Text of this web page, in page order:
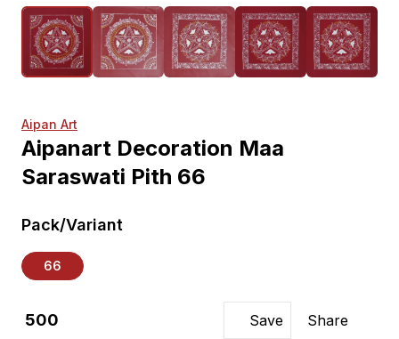
Aipan Art
Aipanart Decoration Maa
Saraswati Pith 66
Pack/Variant
66
₹ 500 Save Share